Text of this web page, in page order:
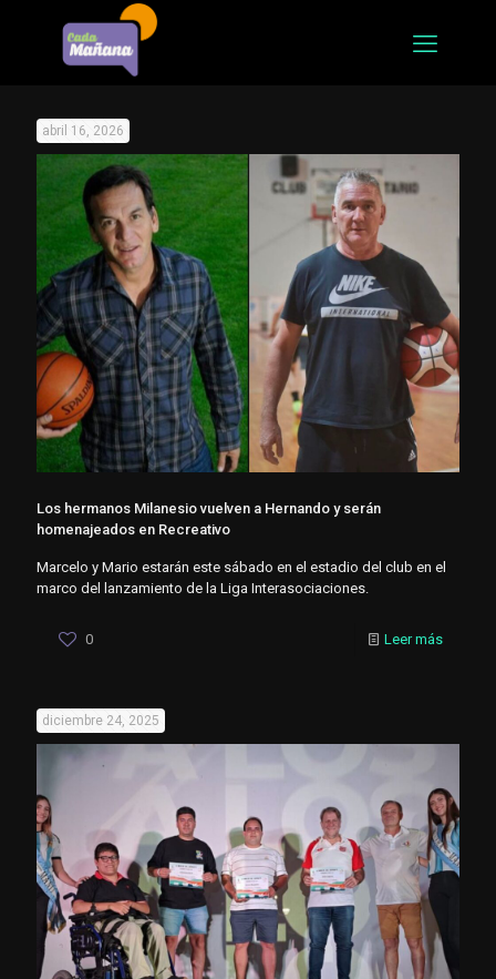
abril 16, 2026
Los hermanos Milanesio vuelven a Hernando y serán
homenajeados en Recreativo
Marcelo y Mario estarán este sábado en el estadio del club en el
marco del lanzamiento de la Liga Interasociaciones.
0 Leer más
diciembre 24, 2025